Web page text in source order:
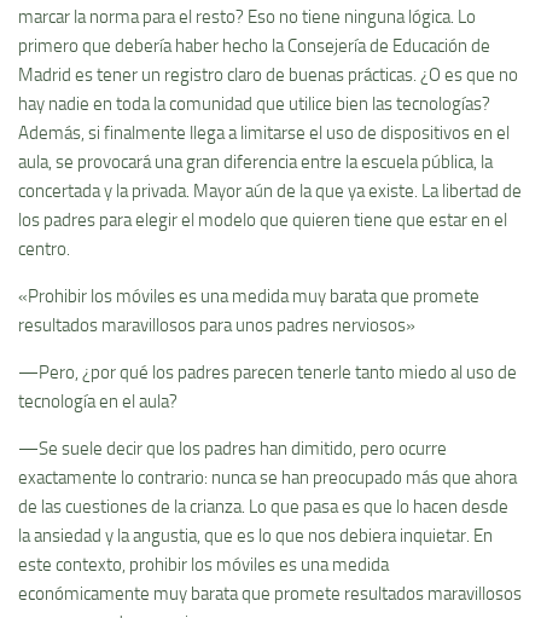
marcar la norma para el resto? Eso no tiene ninguna lógica. Lo
primero que debería haber hecho la Consejería de Educación de
Madrid es tener un registro claro de buenas prácticas. ¿O es que no
hay nadie en toda la comunidad que utilice bien las tecnologías?
Además, si finalmente llega a limitarse el uso de dispositivos en el
aula, se provocará una gran diferencia entre la escuela pública, la
concertada y la privada. Mayor aún de la que ya existe. La libertad de
los padres para elegir el modelo que quieren tiene que estar en el
centro.
«Prohibir los móviles es una medida muy barata que promete
resultados maravillosos para unos padres nerviosos»
—Pero, ¿por qué los padres parecen tenerle tanto miedo al uso de
tecnología en el aula?
—Se suele decir que los padres han dimitido, pero ocurre
exactamente lo contrario: nunca se han preocupado más que ahora
de las cuestiones de la crianza. Lo que pasa es que lo hacen desde
la ansiedad y la angustia, que es lo que nos debiera inquietar. En
este contexto, prohibir los móviles es una medida
económicamente muy barata que promete resultados maravillosos